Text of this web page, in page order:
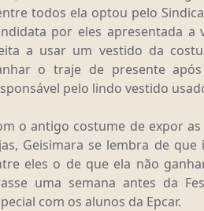
todos ela optou pelo
por eles apresentada
a usar um vestido da
o traje de presente
pelo lindo vestido
o antigo costume de expor
Geisimara se lembra de
eles o de que ela não
uma semana antes da
com os alunos da Epcar.